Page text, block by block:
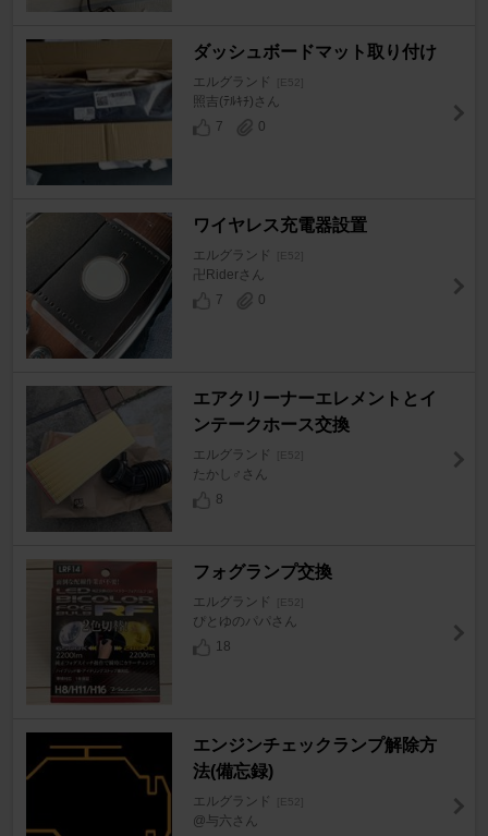
ダッシュボードマット取り付け
エルグランド [E52]
照吉(ﾃﾙｷﾁ)さん
7
0
ワイヤレス充電器設置
エルグランド [E52]
卍Riderさん
7
0
エアクリーナーエレメントとイ
ンテークホース交換
エルグランド [E52]
たかし♂さん
8
フォグランプ交換
エルグランド [E52]
ぴとゆのパパさん
18
エンジンチェックランプ解除方
法(備忘録)
エルグランド [E52]
@与六さん